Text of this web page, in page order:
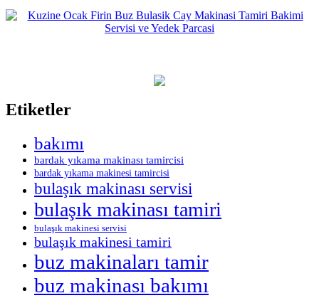
Etiketler
bakımı
bardak yıkama makinası tamircisi
bardak yıkama makinesi tamircisi
bulaşık makinası servisi
bulaşık makinası tamiri
bulaşık makinesi servisi
bulaşık makinesi tamiri
buz makinaları tamir
buz makinası bakımı